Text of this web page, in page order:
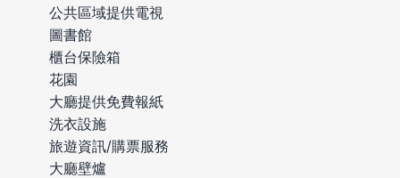
公共區域提供電視
圖書館
櫃台保險箱
花園
大廳提供免費報紙
洗衣設施
旅遊資訊/購票服務
大廳壁爐